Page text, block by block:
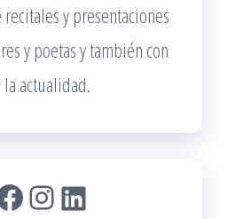
y presentaciones
y poetas y también con
la actualidad.
Instagram
LinkedIn